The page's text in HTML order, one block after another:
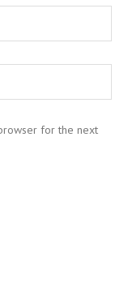
for the next